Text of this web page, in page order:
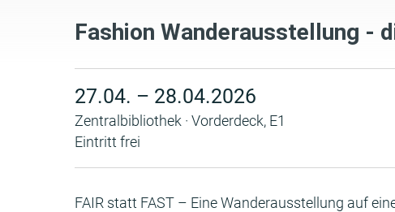
Fashion Wanderausstellung -
27.04. – 28.04.2026
Zentralbibliothek · Vorderdeck, E1
Eintritt frei
FAIR statt FAST – Eine Wanderausstellung auf